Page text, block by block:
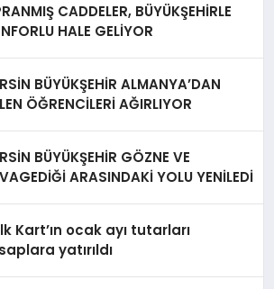
CADDELER, BÜYÜKŞEHİRLE
HALE GELİYOR
BÜYÜKŞEHİR ALMANYA’DAN
ÖĞRENCİLERİ AĞIRLIYOR
BÜYÜKŞEHİR GÖZNE VE
ARASINDAKİ YOLU YENİLEDİ
Kart’ın ocak ayı tutarları
yatırıldı